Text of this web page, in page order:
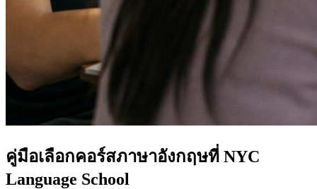
คู่มือเลือกคอร์สภาษาอังกฤษที่ NYC
Language School